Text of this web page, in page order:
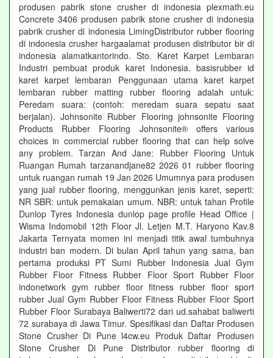
produsen pabrik stone crusher di indonesia plexmath.eu
Concrete 3406 produsen pabrik stone crusher di indonesia
pabrik crusher di indonesia LimingDistributor rubber flooring
di indonesia crusher hargaalamat produsen distributor bir di
indonesia alamatkantorindo. Sto. Karet Karpet Lembaran
Industri pembuat produk karet Indonesia. basisrubber id
karet karpet lembaran Penggunaan utama karet karpet
lembaran rubber matting rubber flooring adalah untuk:
Peredam suara: (contoh: meredam suara sepatu saat
berjalan). Johnsonite Rubber Flooring johnsonite Flooring
Products Rubber Flooring Johnsonite® offers various
choices in commercial rubber flooring that can help solve
any problem. Tarzan And Jane: Rubber Flooring Untuk
Ruangan Rumah tarzanandjane82 2026 01 rubber flooring
untuk ruangan rumah 19 Jan 2026 Umumnya para produsen
yang jual rubber flooring, menggunkan jenis karet, seperti:
NR SBR: untuk pemakaian umum. NBR: untuk tahan Profile
Dunlop Tyres Indonesia dunlop page profile Head Office |
Wisma Indomobil 12th Floor Jl. Letjen M.T. Haryono Kav.8
Jakarta Ternyata momen ini menjadi titik awal tumbuhnya
industri ban modern. Di bulan April tahun yang sama, ban
pertama produksi PT Sumi Rubber Indonesia Jual Gym
Rubber Floor Fitness Rubber Floor Sport Rubber Floor
indonetwork gym rubber floor fitness rubber floor sport
rubber Jual Gym Rubber Floor Fitness Rubber Floor Sport
Rubber Floor Surabaya Baliwerti72 dari ud.sahabat baliwerti
72 surabaya di Jawa Timur. Spesifikasi dan Daftar Produsen
Stone Crusher Di Pune l4cw.eu Produk Daftar Produsen
Stone Crusher Di Pune Distributor rubber flooring di